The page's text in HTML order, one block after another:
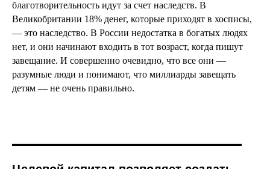
благотворительность идут за счет наследств. В
Великобритании 18% денег, которые приходят в хосписы,
— это наследство. В России недостатка в богатых людях
нет, и они начинают входить в тот возраст, когда пишут
завещание. И совершенно очевидно, что все они —
разумные люди и понимают, что миллиарды завещать
детям — не очень правильно.